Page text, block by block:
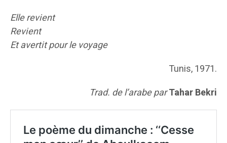
Elle revient
Revient
Et avertit pour le voyage
Tunis, 1971.
Trad. de l’arabe parTahar Bekri